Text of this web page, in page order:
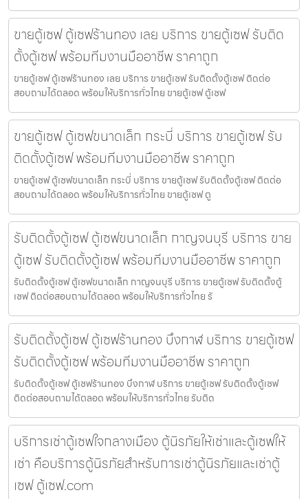
ขายตู้เซฟ ตู้เซฟร้านทอง เลย บริการ ขายตู้เซฟ รับติด
ตั้งตู้เซฟ พร้อมทีมงานมืออาชีพ ราคาถูก
ขายตู้เซฟ ตู้เซฟร้านทอง เลย บริการ ขายตู้เซฟ รับติดตั้งตู้เซฟ ติดต่อ
สอบถามได้ตลอด พร้อมให้บริการทั่วไทย ขายตู้เซฟ ตู้เซฟ
ขายตู้เซฟ ตู้เซฟขนาดเล็ก กระบี่ บริการ ขายตู้เซฟ รับ
ติดตั้งตู้เซฟ พร้อมทีมงานมืออาชีพ ราคาถูก
ขายตู้เซฟ ตู้เซฟขนาดเล็ก กระบี่ บริการ ขายตู้เซฟ รับติดตั้งตู้เซฟ ติดต่อ
สอบถามได้ตลอด พร้อมให้บริการทั่วไทย ขายตู้เซฟ ตู
รับติดตั้งตู้เซฟ ตู้เซฟขนาดเล็ก กาญจนบุรี บริการ ขาย
ตู้เซฟ รับติดตั้งตู้เซฟ พร้อมทีมงานมืออาชีพ ราคาถูก
รับติดตั้งตู้เซฟ ตู้เซฟขนาดเล็ก กาญจนบุรี บริการ ขายตู้เซฟ รับติดตั้งตู้
เซฟ ติดต่อสอบถามได้ตลอด พร้อมให้บริการทั่วไทย รั
รับติดตั้งตู้เซฟ ตู้เซฟร้านทอง บึงกาฬ บริการ ขายตู้เซฟ
รับติดตั้งตู้เซฟ พร้อมทีมงานมืออาชีพ ราคาถูก
รับติดตั้งตู้เซฟ ตู้เซฟร้านทอง บึงกาฬ บริการ ขายตู้เซฟ รับติดตั้งตู้เซฟ
ติดต่อสอบถามได้ตลอด พร้อมให้บริการทั่วไทย รับติด
บริการเช่าตู้เซฟใจกลางเมือง ตู้นิรภัยให้เช่าและตู้เซฟให้
เช่า คือบริการตู้นิรภัยสำหรับการเช่าตู้นิรภัยและเช่าตู้
เซฟ ตู้เซฟ.com